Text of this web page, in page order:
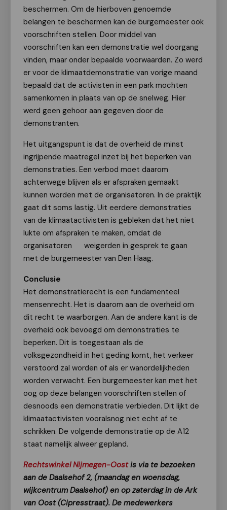
beschermen. Om de hierboven genoemde
belangen te beschermen kan de burgemeester ook
voorschriften stellen. Door middel van
voorschriften kan een demonstratie wel doorgang
vinden, maar onder bepaalde voorwaarden. Zo werd
er voor de klimaatdemonstratie van vorige maand
bepaald dat de activisten in een park mochten
samenkomen in plaats van op de snelweg. Hier
werd geen gehoor aan gegeven door de
demonstranten.
Het uitgangspunt is dat de overheid de minst
ingrijpende maatregel inzet bij het beperken van
demonstraties. Een verbod moet daarom
achterwege blijven als er afspraken gemaakt
kunnen worden met de organisatoren. In de praktijk
gaat dit soms lastig. Uit eerdere demonstraties
van de klimaatactivisten is gebleken dat het niet
lukte om afspraken te maken, omdat de
organisatoren weigerden in gesprek te gaan
met de burgemeester van Den Haag.
Conclusie
Het demonstratierecht is een fundamenteel
mensenrecht. Het is daarom aan de overheid om
dit recht te waarborgen. Aan de andere kant is de
overheid ook bevoegd om demonstraties te
beperken. Dit is toegestaan als de
volksgezondheid in het geding komt, het verkeer
verstoord zal worden of als er wanordelijkheden
worden verwacht. Een burgemeester kan met het
oog op deze belangen voorschriften stellen of
desnoods een demonstratie verbieden. Dit lijkt de
klimaatactivisten vooralsnog niet echt af te
schrikken. De volgende demonstratie op de A12
staat namelijk alweer gepland.
Rechtswinkel Nijmegen-Oostis via te bezoeken
aan de Daalsehof 2, (maandag en woensdag,
wijkcentrum Daalsehof) en op zaterdag in de Ark
van Oost (Cipresstraat). De medewerkers